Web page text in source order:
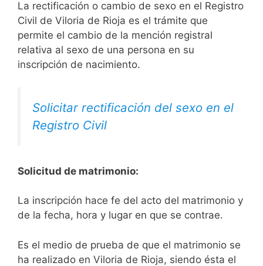
La rectificación o cambio de sexo en el Registro
Civil de Viloria de Rioja es el trámite que
permite el cambio de la mención registral
relativa al sexo de una persona en su
inscripción de nacimiento.
Solicitar rectificación del sexo en el
Registro Civil
Solicitud de matrimonio:
La inscripción hace fe del acto del matrimonio y
de la fecha, hora y lugar en que se contrae.
Es el medio de prueba de que el matrimonio se
ha realizado en Viloria de Rioja, siendo ésta el